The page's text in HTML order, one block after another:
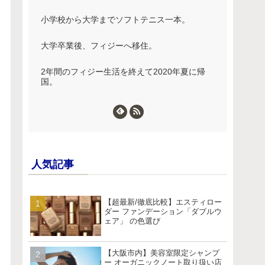
小学校から大学までソフトテニス一本。
大学卒業後、フィジーへ移住。
2年間のフィジー生活を終えて2020年夏に帰
国。
人気記事
【超最新/徹底比較】エスティロー
ダー ファンデーション「ダブルウ
ェア」 の色選び
【大阪市内】美容室限定シャンプ
ー オーガニックノート取り扱い店